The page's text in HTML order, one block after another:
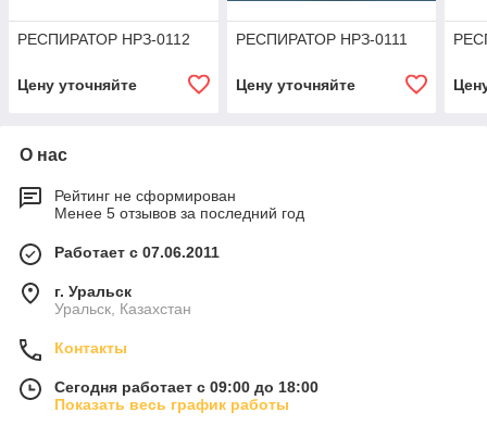
РЕСПИРАТОР НРЗ-0112
Цену уточняйте
РЕСПИРАТОР НРЗ-0111
Цену уточняйте
О нас
Рейтинг не сформирован
Менее 5 отзывов за последний год
Работает с 07.06.2011
г. Уральск
Уральск, Казахстан
Контакты
Сегодня работает с 09:00 до 18:00
Показать весь график работы